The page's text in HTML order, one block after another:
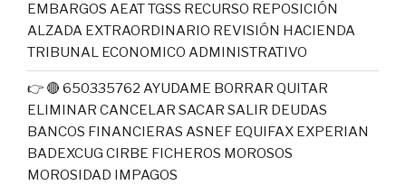
EMBARGOS AEAT TGSS RECURSO REPOSICIÓN
ALZADA EXTRAORDINARIO REVISIÓN HACIENDA
TRIBUNAL ECONOMICO ADMINISTRATIVO
👉 🔴 650335762 AYUDAME BORRAR QUITAR
ELIMINAR CANCELAR SACAR SALIR DEUDAS
BANCOS FINANCIERAS ASNEF EQUIFAX EXPERIAN
BADEXCUG CIRBE FICHEROS MOROSOS
MOROSIDAD IMPAGOS